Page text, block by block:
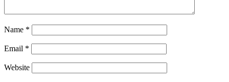
Name *
Email *
Website